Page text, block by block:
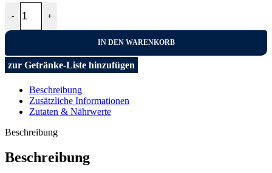
- +
IN DEN WARENKORB
zur Getränke-Liste hinzufügen
Beschreibung
Zusätzliche Informationen
Zutaten & Nährwerte
Beschreibung
Beschreibung